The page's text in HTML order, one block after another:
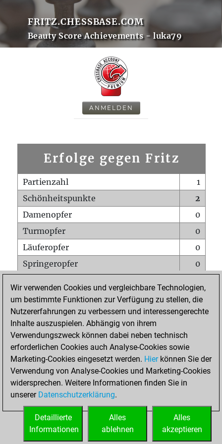
FRITZ.CHESSBASE.COM
Beauty Score Achievements - luka79
ANMELDEN
Erfolge gegen Fritz
Partienzahl
1
Schönheitspunkte
2
Damenopfer
0
Turmopfer
0
Läuferopfer
0
Springeropfer
0
Matt auf vollem Brett
0
Bauer setzt Matt
0
Erstickte Matts
Unterverwandlungen
Türme auf der siebten
0
STARTSEITE
Wir verwenden Cookies und vergleichbare Technologien,
um bestimmte Funktionen zur Verfügung zu stellen, die
Nutzererfahrungen zu verbessern und interessengerechte
Inhalte auszuspielen. Abhängig von ihrem
Verwendungszweck können dabei neben technisch
erforderlichen Cookies auch Analyse-Cookies sowie
Marketing-Cookies eingesetzt werden. Hierkönnen Sie der
Verwendung von Analyse-Cookies und Marketing-Cookies
widersprechen. Weitere Informationen finden Sie in
unserer Datenschutzerklärung.
Alles
akzeptieren
Alles
ablehnen
Detaillierte
Informationen